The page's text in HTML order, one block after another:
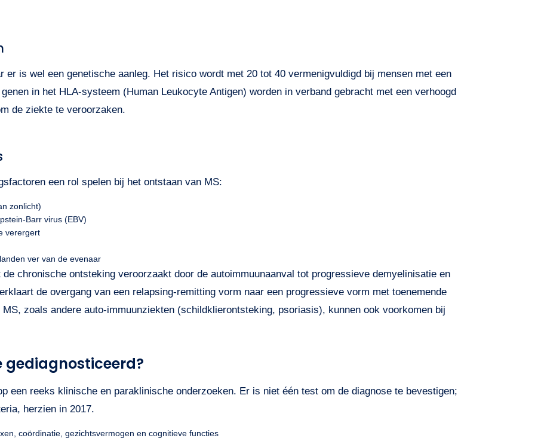
is wel een genetische aanleg. Het risico wordt met 20 tot 40 vermenigvuldigd bij mensen met een
in het HLA-systeem (Human Leukocyte Antigen) worden in verband gebracht met een verhoogd
de ziekte te veroorzaken.
een rol spelen bij het ontstaan van MS:
zonlicht)
Barr virus (EBV)
verergert
ver van de evenaar
chronische ontsteking veroorzaakt door de autoimmuunaanval tot progressieve demyelinisatie en
de overgang van een relapsing-remitting vorm naar een progressieve vorm met toenemende
zoals andere auto-immuunziekten (schildklierontsteking, psoriasis), kunnen ook voorkomen bij
gediagnosticeerd?
een reeks klinische en paraklinische onderzoeken. Er is niet één test om de diagnose te bevestigen;
herzien in 2017.
coördinatie, gezichtsvermogen en cognitieve functies